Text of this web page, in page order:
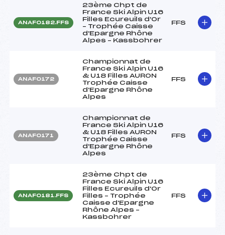
ANAF0182.FFS
23ème Chpt de
France Ski Alpin U16
Filles Ecureuils d'Or
– Trophée Caisse
d'Epargne Rhône
Alpes – Kassbohrer
FFS
ANAF0172
Championnat de
France Ski Alpin U16
& U18 Filles AURON
Trophée Caisse
d'Epargne Rhône
Alpes
FFS
ANAF0171
Championnat de
France Ski Alpin U16
& U18 Filles AURON
Trophée Caisse
d'Epargne Rhône
Alpes
FFS
ANAF0181.FFS
23ème Chpt de
France Ski Alpin U16
Filles Ecureuils d'Or
Filles – Trophée
Caisse d'Epargne
Rhône Alpes –
Kassbohrer
FFS